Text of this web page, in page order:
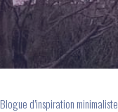
Blogue d’inspiration minimaliste